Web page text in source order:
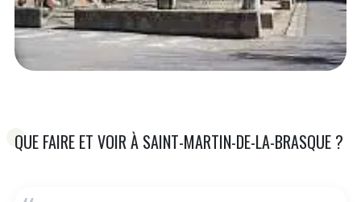
QUE FAIRE ET VOIR À SAINT-MARTIN-DE-LA-BRASQUE ?